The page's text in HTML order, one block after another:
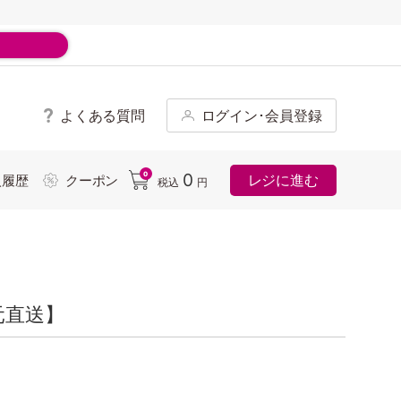
よくある質問 ログイン･会員登録
歴 クーポン 0
税込 0 円 レジに進む
送】